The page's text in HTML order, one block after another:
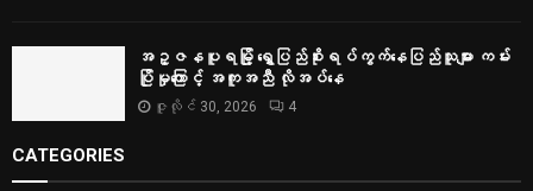
အဥ္ဇနပူရမြို့ ရွှေပြည်စိုးရပ်ကွက်နေပြည်သူများ ကမ်း
ပြိုမှုကြောင့် အကူအညီ လိုအပ်နေ
ဇူလိုင် 30, 2026 4
CATEGORIES